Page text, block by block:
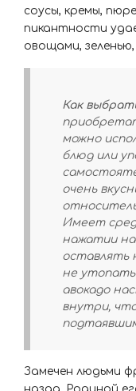
соусы, кремы,
пикантности
овощами,
Как
можно
блюд или
очень
Имеет
нажатии на
оставлять
не утопать
авокадо
внутри,
Замечен людьми